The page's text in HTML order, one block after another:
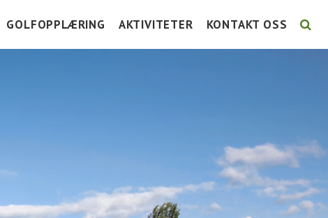
GOLFOPPLÆRING AKTIVITETER
AKTIVITETSKALENDER
KONTAKT OSS